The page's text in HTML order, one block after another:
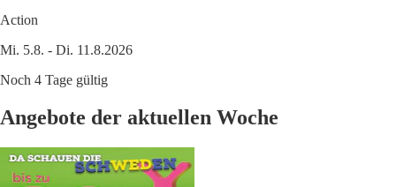
Action
Mi. 5.8. - Di. 11.8.2026
Noch 4 Tage gültig
Angebote der aktuellen Woche